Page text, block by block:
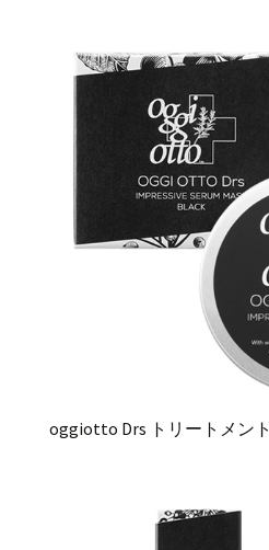
oggiotto Drs トリートメント